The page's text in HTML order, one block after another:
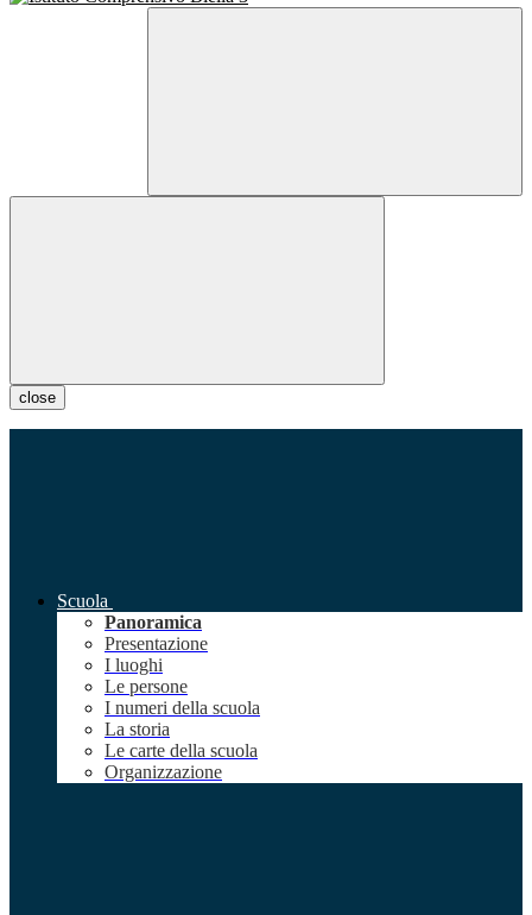
close
Scuola
Panoramica
Presentazione
I luoghi
Le persone
I numeri della scuola
La storia
Le carte della scuola
Organizzazione